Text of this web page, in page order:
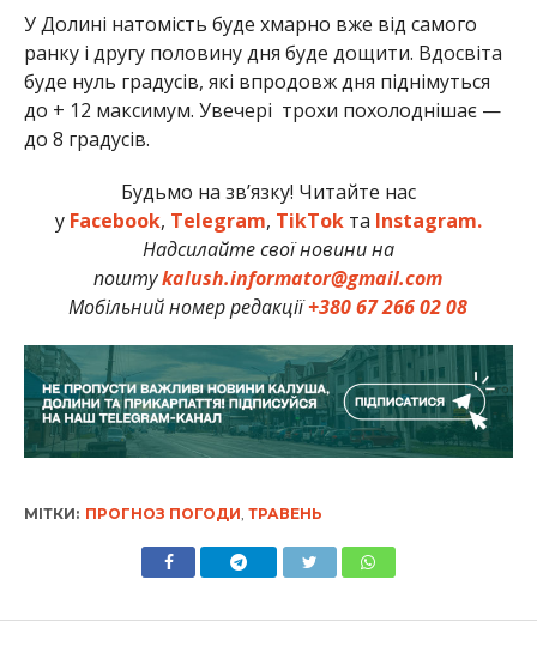
У Долині натомість буде хмарно вже від самого
ранку і другу половину дня буде дощити. Вдосвіта
буде нуль градусів, які впродовж дня піднімуться
до + 12 максимум. Увечері трохи похолоднішає —
до 8 градусів.
Будьмо на зв’язку! Читайте нас
у Facebook, Telegram, TikTokта Instagram.
Надсилайте свої новини на
поштуkalush.informator@gmail.com
Мобільний номер редакції+380 67 266 02 08
МІТКИ: ПРОГНОЗ ПОГОДИ ТРАВЕНЬ